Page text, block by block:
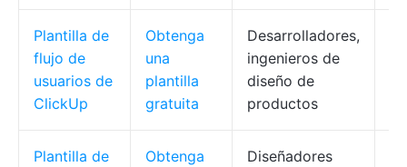
Plantilla de
flujo de
usuarios de
ClickUp
Obtenga
una
plantilla
gratuita
Desarrolladores,
ingenieros de
diseño de
productos
Plantilla de
Obtenga
Diseñadores